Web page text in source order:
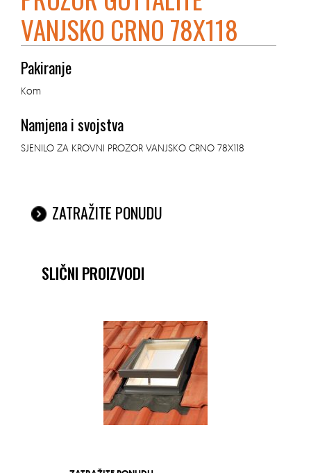
VANJSKO CRNO 78X118
Pakiranje
Kom
Namjena i svojstva
SJENILO ZA KROVNI PROZOR VANJSKO CRNO 78X118
ZATRAŽITE PONUDU
SLIČNI PROIZVODI